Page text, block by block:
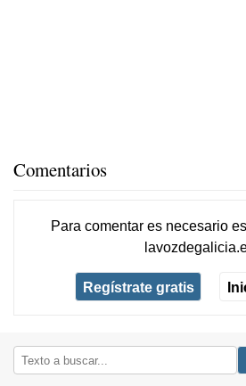
Comentarios
Para comentar es necesario
Regístrate gratis